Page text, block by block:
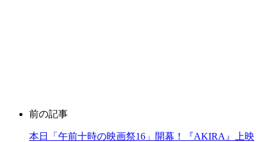
前の記事
本日「午前十時の映画祭16」開幕！『AKIRA』上映